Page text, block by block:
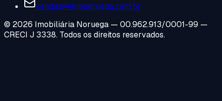
vendas@imbnoruega.com.br
© 2026 Imobiliária Noruega — 00.962.913/0001-99 —
CRECI J 3338. Todos os direitos reservados.